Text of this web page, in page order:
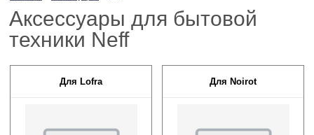
Аксессуары для бытовой
техники Neff
Для Lofra Для Noirot